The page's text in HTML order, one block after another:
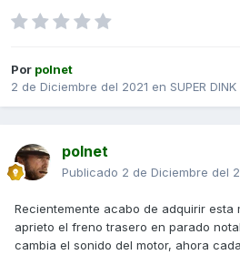
Por polnet
2 de Diciembre del 2021 en SUPER
polnet
Publicado 2 de Diciembre del
Recientemente acabo de adquirir esta
aprieto el freno trasero en parado
cambia el sonido del motor, ahora